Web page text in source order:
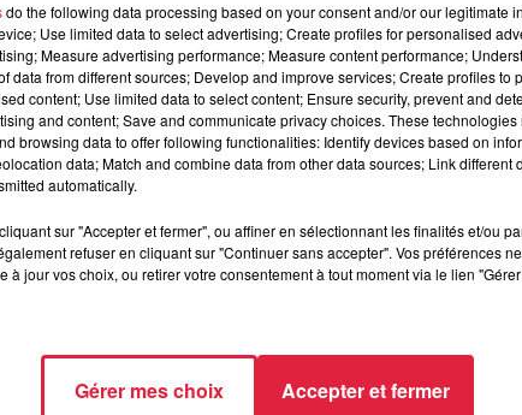
vues! C’est-à-dire quand on sera dans le sauna, on
à une rénovation technique et énergétique, mais
/ Norbert SCHICKEL, Président de la comcom de la
millions d’euros pour se refaire une beautéaprès 18
à 16h48 Céline Rinckel
do the following data processing based on your consent and/or our legitimate
Use limited data to select advertising; Create profiles for personalised
Measure advertising performance; Measure content performance;
data from different sources; Develop and improve services; Create profiles to
content; Use limited data to select content; Ensure security, prevent and
and content; Save and communicate privacy choices. These
browsing data to offer following functionalities: Identify devices based on
data; Match and combine data from other data sources; Link different
automatically.
sur "Accepter et fermer", ou affiner en sélectionnant les finalités et/ou
refuser en cliquant sur "Continuer sans accepter". Vos préférences
à jour vos choix, ou retirer votre consentement à tout moment via le lien
Gérer mes choix Accepter et fermer